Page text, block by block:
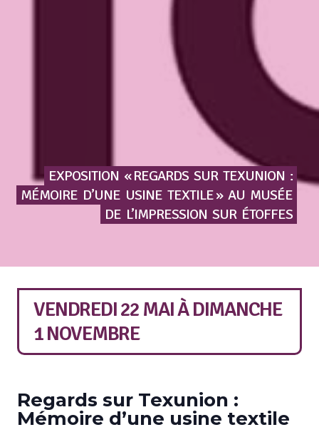
EXPOSITION « REGARDS SUR TEXUNION :
MÉMOIRE D’UNE USINE TEXTILE » AU MUSÉE
DE L’IMPRESSION SUR ÉTOFFES
VENDREDI 22 MAIÀDIMANCHE
1 NOVEMBRE
Regards sur Texunion :
Mémoire d’une usine textile